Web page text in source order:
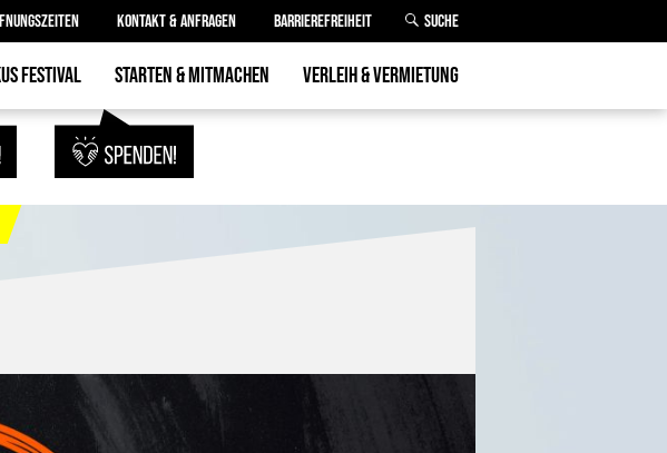
KONTAKT& ANFRAGEN BARRIEREFREIHEIT SUCHE
FESTIVAL
CAMP
STARTEN & MITMACHEN
PHASE 0
RABRYKANT:IN WERDEN
ENGAGIEREN
BEKANNTMACHUNG
VERLEIH & VERMIETUNG